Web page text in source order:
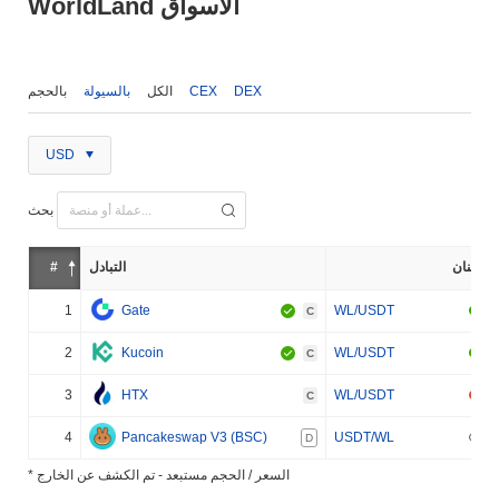
WorldLand الأسواق
بالحجم بالسيولة الكل CEX DEX
USD
بحث
# التبادل إثنان
1 Gate C WL/USDT
2 Kucoin C WL/USDT
3 HTX C WL/USDT
4 Pancakeswap V3 (BSC) D USDT/WL
* السعر / الحجم مستبعد - تم الكشف عن الخارج